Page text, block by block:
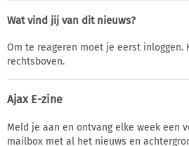
Wat vind jij van dit nieuws?
Om te reageren moet je eerst inloggen.
rechtsboven.
Ajax E-zine
Meld je aan en ontvang elke week een
mailbox met al het nieuws en